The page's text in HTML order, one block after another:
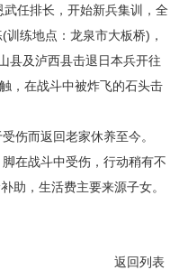
任排长，开始新兵集训，全
练地点：龙泉市大板桥)，
县及泸西县击退日本兵开往
，在战斗中被炸飞的石头击
伤而返回老家休养至今。
在战斗中受伤，行动稍有不
助，生活费主要来源子女。
返回列表